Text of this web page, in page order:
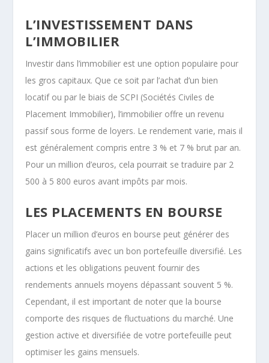
L’INVESTISSEMENT DANS
L’IMMOBILIER
Investir dans l’immobilier est une option populaire pour
les gros capitaux. Que ce soit par l’achat d’un bien
locatif ou par le biais de SCPI (Sociétés Civiles de
Placement Immobilier), l’immobilier offre un revenu
passif sous forme de loyers. Le rendement varie, mais il
est généralement compris entre 3 % et 7 % brut par an.
Pour un million d’euros, cela pourrait se traduire par 2
500 à 5 800 euros avant impôts par mois.
LES PLACEMENTS EN BOURSE
Placer un million d’euros en bourse peut générer des
gains significatifs avec un bon portefeuille diversifié. Les
actions et les obligations peuvent fournir des
rendements annuels moyens dépassant souvent 5 %.
Cependant, il est important de noter que la bourse
comporte des risques de fluctuations du marché. Une
gestion active et diversifiée de votre portefeuille peut
optimiser les gains mensuels.